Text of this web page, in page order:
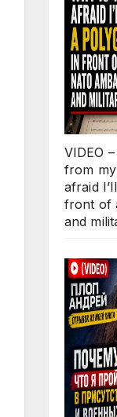
VIDEO
from
afraid
front of
and